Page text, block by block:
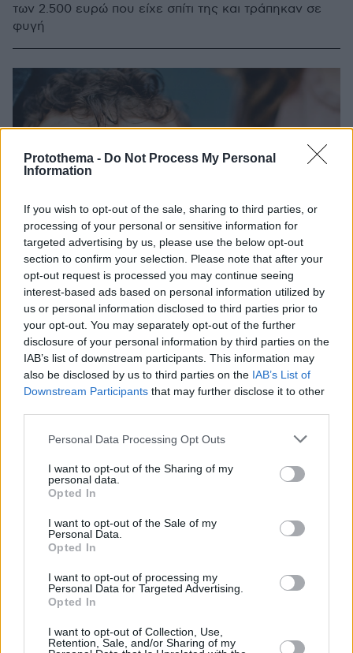
Protothema - Do Not Process My Personal
Information
If you wish to opt-out of the sale, sharing to third parties, or
processing of your personal or sensitive information for
targeted advertising by us, please use the below opt-out
section to confirm your selection. Please note that after your
opt-out request is processed you may continue seeing
interest-based ads based on personal information utilized by
us or personal information disclosed to third parties prior to
your opt-out. You may separately opt-out of the further
disclosure of your personal information by third parties on the
IAB’s list of downstream participants. This information may
also be disclosed by us to third parties on the IAB’s List of
Downstream Participants that may further disclose it to other
Please note that this website/app uses one or more Google
not limited to your visit or usage behaviour. You may click to
grant or deny consent to Google and its third-party tags to
use your data for below specified purposes in below Google
consent section.
Personal Data Processing Opt Outs
I want to opt-out of the Sharing of my
personal data.
Opted In
I want to opt-out of the Sale of my
Personal Data.
Opted In
I want to opt-out of processing my
Personal Data for Targeted Advertising.
Opted In
I want to opt-out of Collection, Use,
Retention, Sale, and/or Sharing of my
των 2.500 ευρώ που είχε σπίτι της και τράπηκαν σε
φυγή
κατάλληλη αντιμετώπιση
Για τα είδη της φίμωσης, την ηλικία που εμφανίζονται
και τις μεθόδους αντιμετώπισης μιλάει στο ygeiamou
η κ. Αλεξάνδρα Χρ. Οικονομοπούλου Χειρουργός
Παίδων και Επιμελήτρια Γ’ Χειρουργικής Κλινικής
Παίδων ΜΗΤΕΡΑ
19.06.2022, 14:23